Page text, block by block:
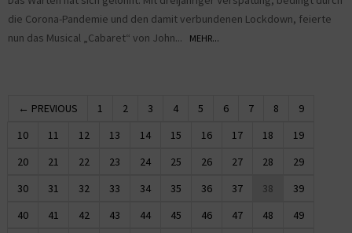
die Corona-Pandemie und den damit verbundenen Lockdown, feierte
nun das Musical „Cabaret“ von John...
MEHR...
← PREVIOUS 1 2 3 4 5 6 7 8
9
10
11 12 13 14 15 16 17 18
19
20
21 22 23 24 25 26 27 28
29
30
31 32 33 34 35 36 37 38
39
40
41 42 43 44 45 46 47 48
49